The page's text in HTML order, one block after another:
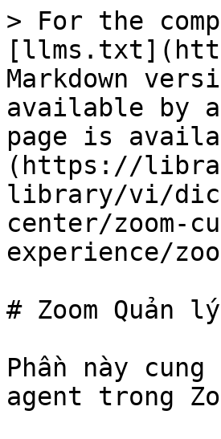
> For the
Markdown
available by
page is
(https://
library/vi/
center/zoom-
experience/
# Zoom Quản
Phần này
agent trong